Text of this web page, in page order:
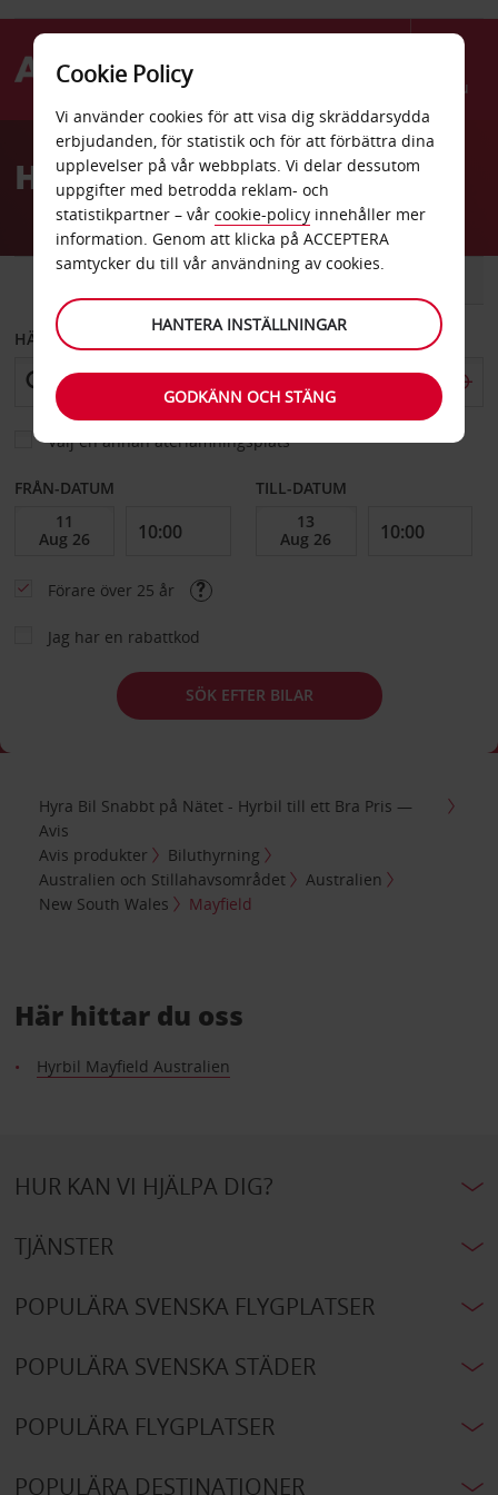
Menu
AvisHyrbil Mayfield
BIL
HÄMTA FRÅN
Välj en annan återlämningsplats
FRÅN-DATUM TILL-DATUM
Förare över 25 år
Jag har en rabattkod
SÖK EFTER BILAR
Hyra Bil Snabbt på Nätet - Hyrbil till ett Bra Pris —
Avis
Avis produkter
Biluthyrning
Australien och Stillahavsområdet
Australien
New South Wales
Mayfield
Här hittar du oss
Hyrbil Mayfield Australien
HUR KAN VI HJÄLPA DIG?
TJÄNSTER
POPULÄRA SVENSKA FLYGPLATSER
POPULÄRA SVENSKA STÄDER
POPULÄRA FLYGPLATSER
POPULÄRA DESTINATIONER
Cookie Policy
Vi använder cookies för att visa dig skräddarsydda
erbjudanden, för statistik och för att förbättra dina
upplevelser på vår webbplats. Vi delar dessutom
uppgifter med betrodda reklam- och
statistikpartner – vår cookie-policy innehåller mer
information. Genom att klicka på ACCEPTERA
samtycker du till vår användning av cookies.
HANTERA INSTÄLLNINGAR
GODKÄNN OCH STÄNG